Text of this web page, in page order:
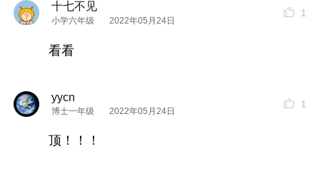
十七不见
小学六年级 2022年05月24日
1
看看
yycn
博士一年级 2022年05月24日
1
顶！！！